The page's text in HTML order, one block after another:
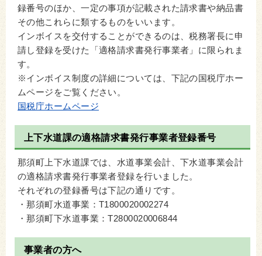
録番号のほか、一定の事項が記載された請求書や納品書
その他これらに類するものをいいます。
インボイスを交付することができるのは、税務署長に申
請し登録を受けた「適格請求書発行事業者」に限られま
す。
※インボイス制度の詳細については、下記の国税庁ホー
ムページをご覧ください。
国税庁ホームページ
上下水道課の適格請求書発行事業者登録番号
那須町上下水道課では、水道事業会計、下水道事業会計
の適格請求書発行事業者登録を行いました。
それぞれの登録番号は下記の通りです。
・那須町水道事業：T1800020002274
・那須町下水道事業：T2800020006844
事業者の方へ